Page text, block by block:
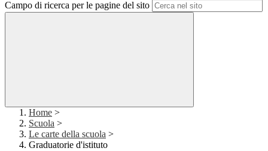
Campo di ricerca per le pagine del sito
Home >
Scuola >
Le carte della scuola >
Graduatorie d'istituto